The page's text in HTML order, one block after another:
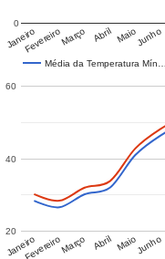
Média da Temperatura Mín…
JaneiroFevereiroMarço Abril MaioJunho
0
JaneiroFevereiroMarço Abril MaioJunho
20
40
60